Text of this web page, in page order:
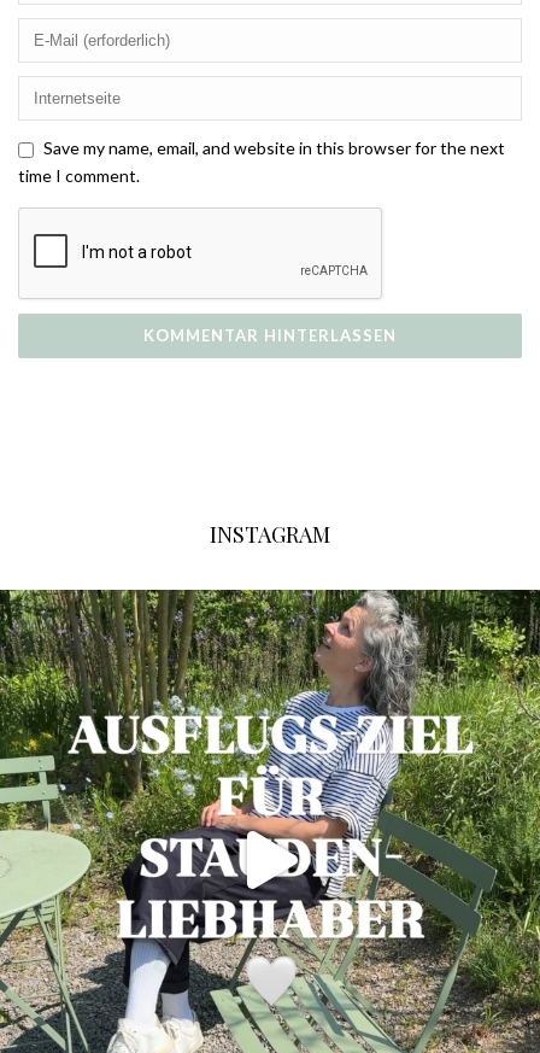
Save my name, email, and website in this browser for the next
time I comment.
INSTAGRAM